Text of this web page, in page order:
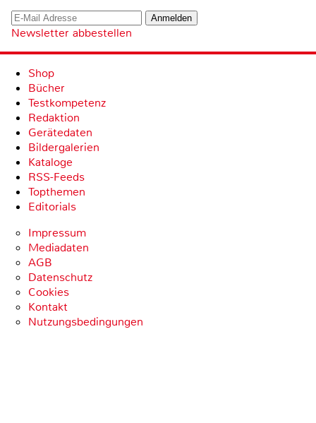
Newsletter abbestellen
Shop
Bücher
Testkompetenz
Redaktion
Gerätedaten
Bildergalerien
Kataloge
RSS-Feeds
Topthemen
Editorials
Impressum
Mediadaten
AGB
Datenschutz
Cookies
Kontakt
Nutzungsbedingungen